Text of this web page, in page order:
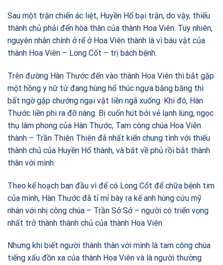
Sau một trận chiến ác liệt, Huyền Hổ bại trận, do vậy, thiếu
thành chủ phải đến hòa thân của thành Hoa Viên. Tuy nhiên,
nguyên nhân chính ở rể ở Hoa Viên thành là vì báu vật của
thành Hoa Viên – Long Cốt – trị bách bệnh.
Trên đường Hàn Thước đến vào thành Hoa Viên thì bắt gặp
một hồng y nữ tử đang hùng hổ thúc ngựa băng băng thì
bất ngờ gặp chướng ngại vật liền ngã xuống. Khi đó, Hàn
Thước liền phi ra đỡ nàng. Bị cuốn hút bởi vẻ lạnh lùng, ngọc
thụ lâm phong của Hàn Thước, Tam công chúa Hoa Viên
thành – Trần Thiên Thiên đã nhất kiến chung tình với thiếu
thành chủ của Huyền Hổ thành, và bắt về phủ rồi bắt thành
thân với mình.
Theo kế hoạch ban đầu vì để có Long Cốt để chữa bệnh tim
của mình, Hàn Thước đã tỉ mỉ bày ra kế anh hùng cứu mỹ
nhân với nhị công chúa – Trần Sở Sở – người có triển vọng
nhất trở thành thành chủ của thành Hoa Viên.
Nhưng khi biết người thành thân với mình là tam công chúa
tiếng xấu đồn xa của thành Hoa Viên và là người thường